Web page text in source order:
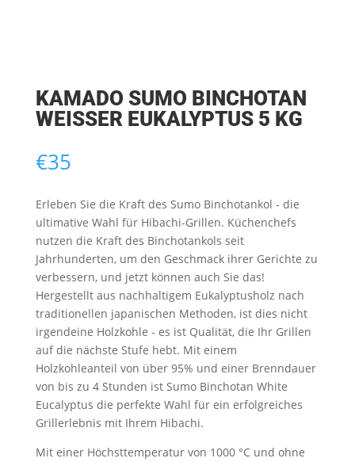
KAMADO SUMO BINCHOTAN
WEISSER EUKALYPTUS 5 KG
€35
Erleben Sie die Kraft des Sumo Binchotankol - die
ultimative Wahl für Hibachi-Grillen. Küchenchefs
nutzen die Kraft des Binchotankols seit
Jahrhunderten, um den Geschmack ihrer Gerichte zu
verbessern, und jetzt können auch Sie das!
Hergestellt aus nachhaltigem Eukalyptusholz nach
traditionellen japanischen Methoden, ist dies nicht
irgendeine Holzkohle - es ist Qualität, die Ihr Grillen
auf die nächste Stufe hebt. Mit einem
Holzkohleanteil von über 95% und einer Brenndauer
von bis zu 4 Stunden ist Sumo Binchotan White
Eucalyptus die perfekte Wahl für ein erfolgreiches
Grillerlebnis mit Ihrem Hibachi.
Mit einer Höchsttemperatur von 1000 °C und ohne